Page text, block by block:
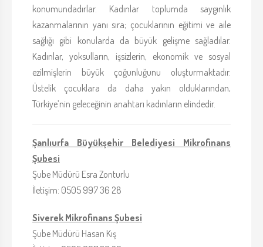
konumundadırlar. Kadınlar toplumda saygınlık
kazanmalarının yanı sıra; çocuklarının eğitimi ve aile
sağlığı gibi konularda da büyük gelişme sağladılar.
Kadınlar, yoksulların, işsizlerin, ekonomik ve sosyal
ezilmişlerin büyük çoğunluğunu oluşturmaktadır.
Üstelik çocuklara da daha yakın olduklarından,
Türkiye’nin geleceğinin anahtarı kadınların elindedir.
Şanlıurfa Büyükşehir Belediyesi Mikrofinans
Şubesi
Şube Müdürü Esra Zonturlu
İletişim: 0505 997 36 28
Siverek Mikrofinans Şubesi
Şube Müdürü Hasan Kış